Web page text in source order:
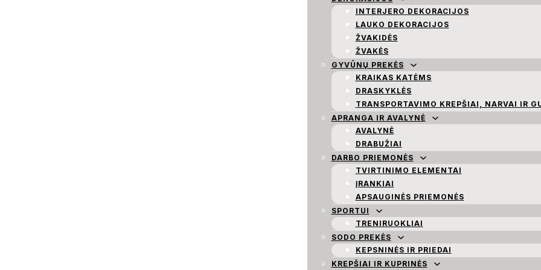
INTERJERO DEKORACIJOS
LAUKO DEKORACIJOS
ŽVAKIDĖS
ŽVAKĖS
GYVŪNŲ PREKĖS
KRAIKAS KATĖMS
DRASKYKLĖS
TRANSPORTAVIMO KREPŠIAI, NARVAI IR
APRANGA IR AVALYNĖ
AVALYNĖ
DRABUŽIAI
DARBO PRIEMONĖS
TVIRTINIMO ELEMENTAI
ĮRANKIAI
APSAUGINĖS PRIEMONĖS
SPORTUI
TRENIRUOKLIAI
SODO PREKĖS
KEPSNINĖS IR PRIEDAI
KREPŠIAI IR KUPRINĖS